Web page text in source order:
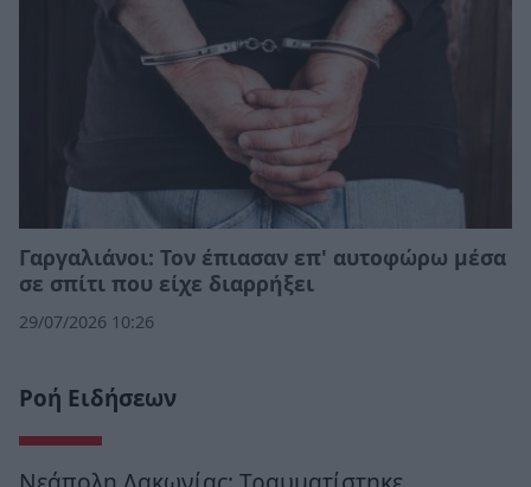
Γαργαλιάνοι: Τον έπιασαν επ' αυτοφώρω μέσα
σε σπίτι που είχε διαρρήξει
29/07/2026 10:26
Ροή Ειδήσεων